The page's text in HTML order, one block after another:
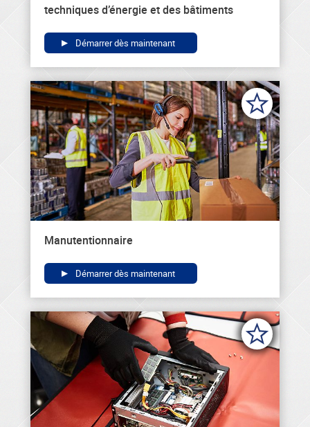
techniques d’énergie et des bâtiments
Démarrer dès maintenant
Manutentionnaire
Démarrer dès maintenant